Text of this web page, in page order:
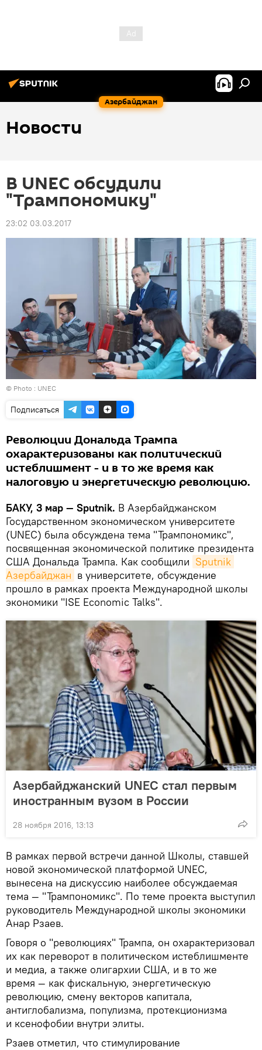
Азербайджан
Новости
В UNEC обсудили
"Трампономику"
23:02 03.03.2017
© Photo : UNEC
Подписаться
Революции Дональда Трампа
охарактеризованы как политический
истеблишмент - и в то же время как
налоговую и энергетическую революцию.
БАКУ, 3 мар — Sputnik. В Азербайджанском
Государственном экономическом университете
(UNEC) была обсуждена тема "Трампономикс",
посвященная экономической политике президента
США Дональда Трампа. Как сообщили Sputnik
Азербайджан в университете, обсуждение
прошло в рамках проекта Международной школы
экономики "ISE Economic Talks".
Азербайджанский UNEC стал первым
иностранным вузом в России
28 ноября 2016, 13:13
В рамках первой встречи данной Школы, ставшей
новой экономической платформой UNEC,
вынесена на дискуссию наиболее обсуждаемая
тема — "Трампономикс". По теме проекта выступил
руководитель Международной школы экономики
Анар Рзаев.
Говоря о "революциях" Трампа, он охарактеризовал
их как переворот в политическом истеблишменте
и медиа, а также олигархии США, и в то же
время — как фискальную, энергетическую
революцию, смену векторов капитала,
антиглобализма, популизма, протекционизма
и ксенофобии внутри элиты.
Рзаев отметил, что стимулирование